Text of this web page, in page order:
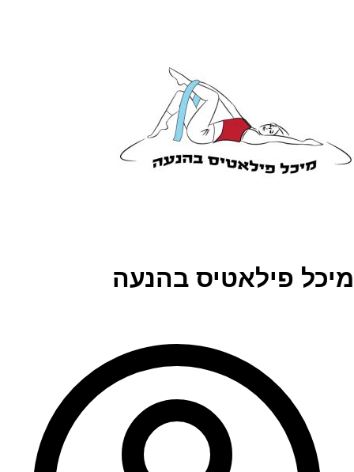
מיכל פילאטיס בהנעה